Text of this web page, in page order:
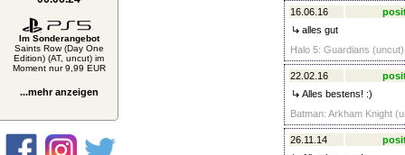
Im Sonderangebot
Saints Row (Day One
Edition) (AT, uncut) im
Moment nur 9,99 EUR
...mehr anzeigen
16.06.16
alles gut
Halo 5: Guardians
22.02.16
Alles bestens! :)
Batman: Arkham Knight
26.11.14